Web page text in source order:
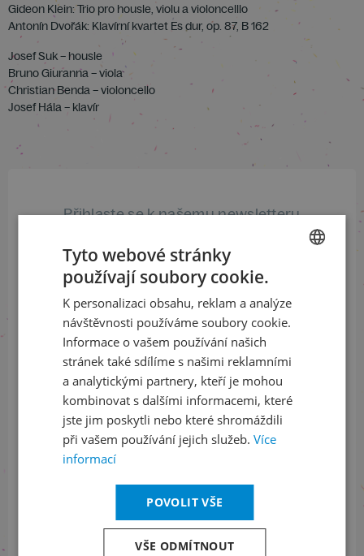
Gideon Klein: Trio pro housle, violu a violoncelllo
Antonín Dvořák: Klavírní kvartet Es dur, op. 87, B 162
Josef Suk – housle
Bruno Giuranna – viola
Christian Benda – violoncello
Josef Hála – klavír
Přihlaste se k našemu newsletteru
ODEBÍRAT NEWSLETTER
Sledujte nás na sociálních sítích
LinkedIn
flickr
Informace o stavu objednávek
+420 461 049 232
ENGLISH
Tyto webové stránky
používají soubory cookie.
K personalizaci obsahu, reklam a analýze
návštěvnosti používáme soubory cookie.
Informace o vašem používání našich
stránek také sdílíme s našimi reklamními
a analytickými partnery, kteří je mohou
kombinovat s dalšími informacemi, které
jste jim poskytli nebo které shromáždili
při vašem používání jejich služeb. Více
informací
POVOLIT VŠE
VŠE ODMÍTNOUT